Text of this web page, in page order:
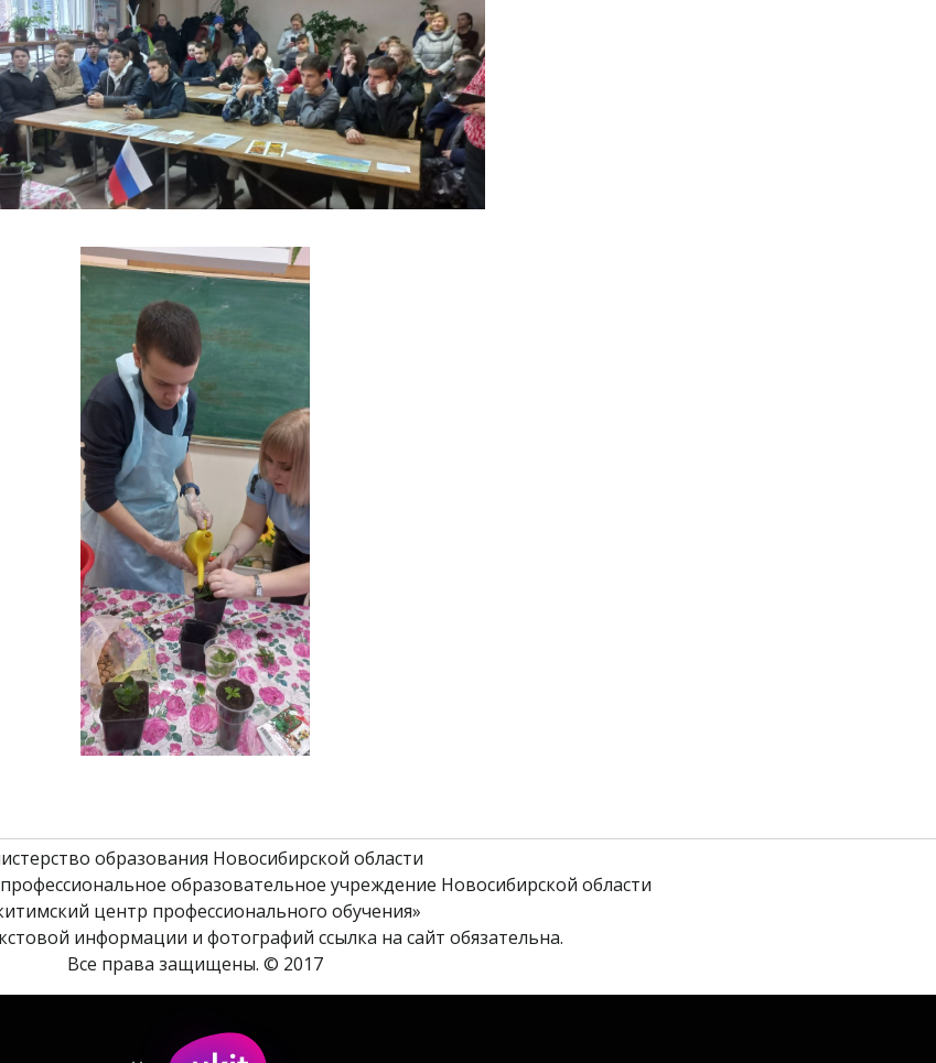
образования Новосибирской области
образовательное учреждение Новосибирской области
центр профессионального обучения»
информации и фотографий ссылка на сайт обязательна.
Все права защищены. © 2017